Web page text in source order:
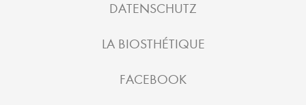
DATENSCHUTZ
LA BIOSTHÉTIQUE
FACEBOOK